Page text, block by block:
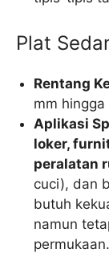
Plat
Rentang
mm
Aplikasi
loker,
peralatan
cuci), dan
butuh
namun
permukaan.